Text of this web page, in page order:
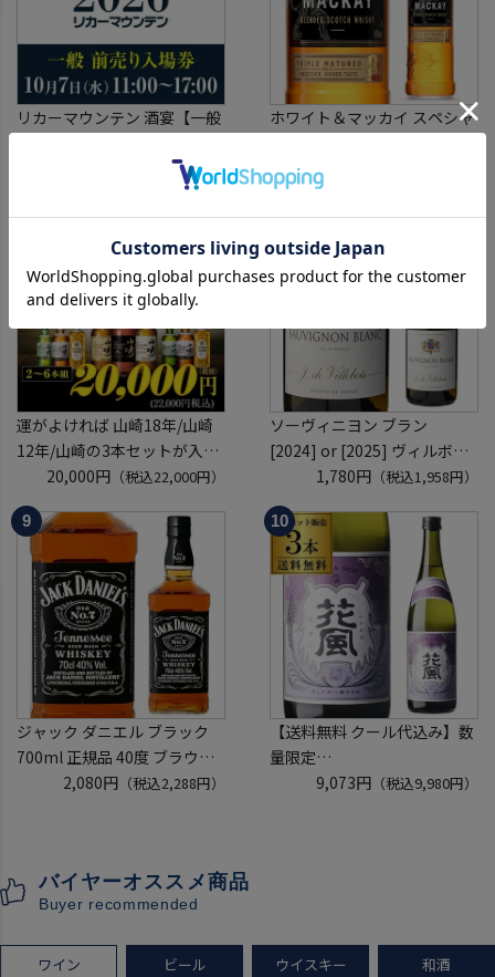
リカーマウンテン 酒宴【一般
(水)11:00～17:00 2026
ホテルグランヴィア京都 3階
「源氏の間」
入場券となるeチケットは【9
月下旬】にメールにて配信予
定
（税込2,500円）
ホワイト＆マッカイ スペシャ
40度 700ml
スコッチ ウイスキー white &
mackay scotch whisky [長S]
1,272円
運がよければ 山崎18年/山崎
12年/山崎の3本セットが入っ
ているかも！？ ウイスキー福
袋 2～6本組 限定200セット
虎S ※必ずもらえるCP対象
(1P)
20,000円（税込22,000円）
ソーヴィニヨン ブラン
[2024] or [2025] ヴィルボワ
750ml フランス ロワール 辛
口 白ワイン 浜運A
1,780円 （税込1,958円）
ジャック ダニエル ブラック
700ml 正規品 40度 ブラウン
フォーマン2,080円（税込2,288円）
【送料無料 クール代込み】数
量限定
稲とアガベ 交酒 花風 -心拍-
9,073円 （税込9,980円）
バイヤーオススメ商品
Buyer recommended
ワイン ビール ウイスキー 和酒